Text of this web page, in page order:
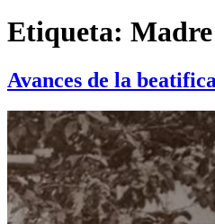
Etiqueta:
Avances de la